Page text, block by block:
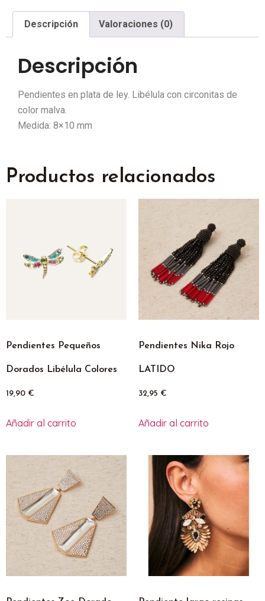
Descripción Valoraciones (0)
Descripción
Pendientes en plata de ley. Libélula con circonitas de
color malva.
Medida: 8×10 mm
Productos relacionados
Pendientes Pequeños
Dorados Libélula Colores
19,90 €
Añadir al carrito
Pendientes Nika Rojo
LATIDO
32,95 €
Añadir al carrito